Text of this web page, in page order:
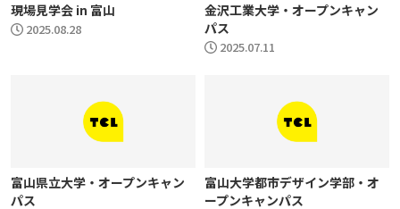
現場見学会 in 富山
2025.08.28
金沢工業大学・オープンキャン
パス
2025.07.11
富山県立大学・オープンキャン
パス
富山大学都市デザイン学部・オ
ープンキャンパス